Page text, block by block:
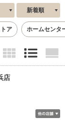
新着順
トア ホームセンタ
店